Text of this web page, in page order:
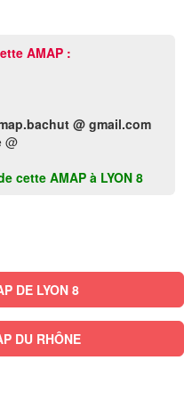
AMAP :
@ gmail.com
@
cette AMAP à LYON 8
DE LYON 8
DU RHÔNE